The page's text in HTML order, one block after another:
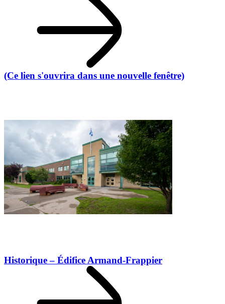
(Ce lien s'ouvrira dans une nouvelle fenêtre)
Historique – Édifice Armand-Frappier